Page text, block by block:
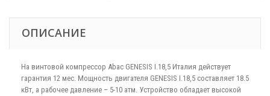
ОПИСАНИЕ
На винтовой компрессор Abac GENESIS I.18,5 Италия действует
гарантия 12 мес. Мощность двигателя GENESIS I.18,5 составляет 18.5
кВт, а рабочее давление – 5-10 атм. Устройство обладает высокой